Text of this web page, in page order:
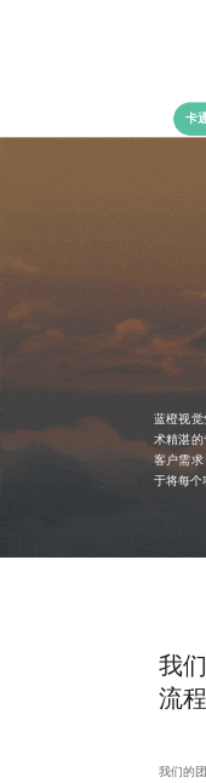
卡
蓝橙视
术精湛
客户需
于将每个
我
流
我们的